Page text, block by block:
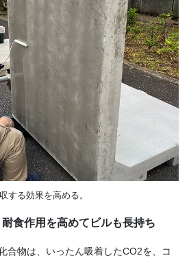
する効果を高める。
食作用を高めてビルも長持ち
合物は、いったん吸着したCO2を、コ